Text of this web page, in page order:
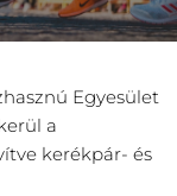
Egyesület
a
kerékpár- és